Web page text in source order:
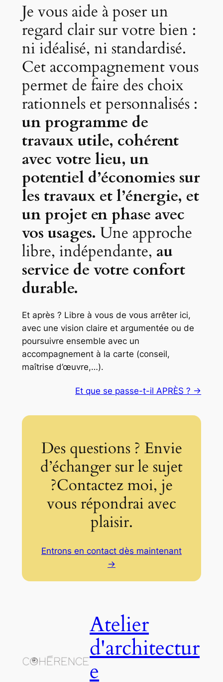
Je vous aide à poser un
regard clair sur votre bien :
ni idéalisé, ni standardisé.
Cet accompagnement vous
permet de faire des choix
rationnels et personnalisés :
un programme de
travaux utile, cohérent
avec votre lieu, un
potentiel d’économies sur
les travaux et l’énergie, et
un projet en phase avec
vos usages. Une approche
libre, indépendante, au
service de votre confort
durable.
Et après ? Libre à vous de vous arrêter ici,
avec une vision claire et argumentée ou de
poursuivre ensemble avec un
accompagnement à la carte (conseil,
maîtrise d’œuvre,…).
Et que se passe-t-il APRÈS ? →
Des questions ? Envie
d’échanger sur le sujet
?Contactez moi, je
vous répondrai avec
plaisir.
Entrons en contact dès maintenant
→
Atelier
d'architectur
e